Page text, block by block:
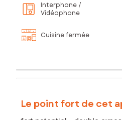
Interphone /
Vidéophone
Cuisine fermée
Le point fort de cet